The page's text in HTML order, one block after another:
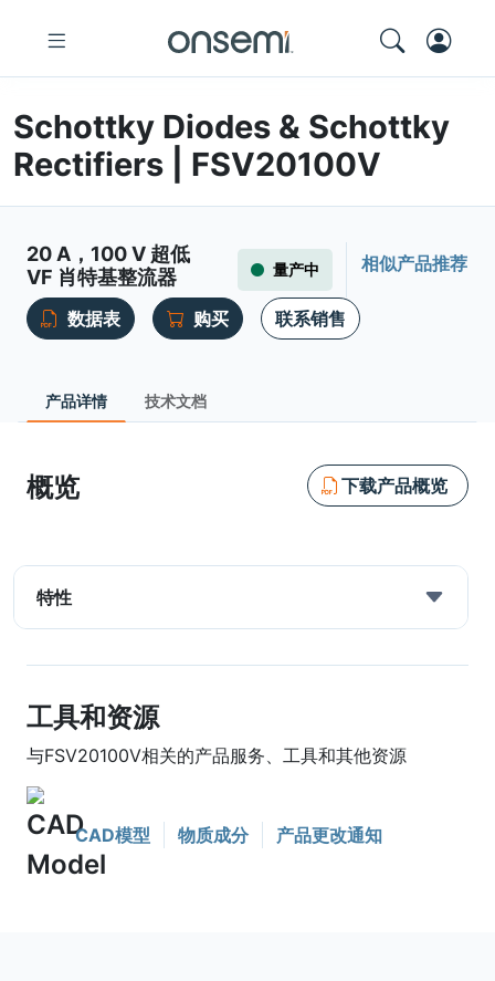
Schottky Diodes & Schottky
Rectifiers | FSV20100V
20 A，100 V 超低
VF 肖特基整流器
量产中 相似产品推荐
数据表 购买 联系销售
产品详情 技术文档
概览 下载产品概览
特性
工具和资源
与FSV20100V相关的产品服务、工具和其他资源
CAD模型 物质成分 产品更改通知